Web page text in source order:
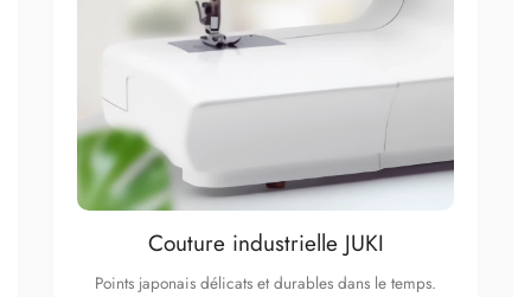
Couture industrielle JUKI
Points japonais délicats et durables dans le temps.